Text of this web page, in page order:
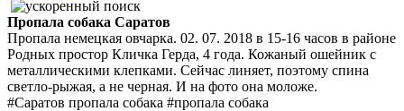
Пропала собака Саратов
Пропала немецкая овчарка. 02. 07. 2018 в 15-16 часов в районе
Родных простор Кличка Герда, 4 года. Кожаный ошейник с
металлическими клепками. Сейчас линяет, поэтому спина
светло-рыжая, а не черная. И на фото она моложе.
#Саратов пропала собака #пропала собака